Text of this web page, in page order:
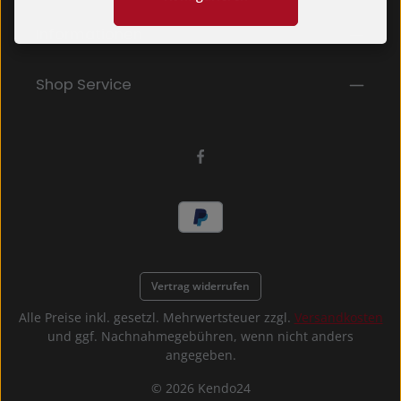
Kenntnis genommen und die
mit ihnen einverstanden.*
Shop Service
Vertrag widerrufen
© 2026 Kendo24
Alle Preise inkl. gesetzl. Mehrwertsteuer zzgl. Versandkosten
und ggf. Nachnahmegebühren, wenn nicht anders
angegeben.